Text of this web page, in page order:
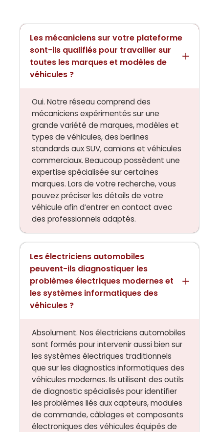
Les mécaniciens sur votre plateforme
sont-ils qualifiés pour travailler sur
toutes les marques et modèles de
véhicules ?
Oui. Notre réseau comprend des
mécaniciens expérimentés sur une
grande variété de marques, modèles et
types de véhicules, des berlines
standards aux SUV, camions et véhicules
commerciaux. Beaucoup possèdent une
expertise spécialisée sur certaines
marques. Lors de votre recherche, vous
pouvez préciser les détails de votre
véhicule afin d’entrer en contact avec
des professionnels adaptés.
Les électriciens automobiles
peuvent-ils diagnostiquer les
problèmes électriques modernes et
les systèmes informatiques des
véhicules ?
Absolument. Nos électriciens automobiles
sont formés pour intervenir aussi bien sur
les systèmes électriques traditionnels
que sur les diagnostics informatiques des
véhicules modernes. Ils utilisent des outils
de diagnostic spécialisés pour identifier
les problèmes liés aux capteurs, modules
de commande, câblages et composants
électroniques des véhicules équipés de